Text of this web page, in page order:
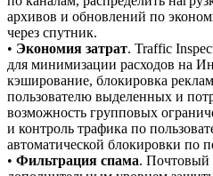
архивов и обновлений по
через спутник.
• Экономия затрат. Traffic
для минимизации расходов на
кэширование, блокировка
пользователю выделенных и
возможность групповых
и контроль трафика по
автоматической блокировки по
• Фильтрация спама.